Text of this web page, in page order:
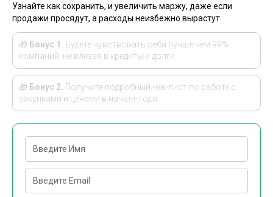
Узнайте как сохранить, и увеличить маржу, даже если
продажи просядут, а расходы неизбежно вырастут.
🎁 Бонус 1.
Будете чувствовать себя лучше чем 99%
компаний, не влезая в кредиты и долги.
🎁 Бонус 2. Получите подробный чек-лист по работе с
закупками и ценами в начале года.